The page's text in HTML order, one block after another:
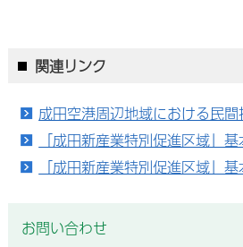
関連リンク
成田空港周辺地域における民
「成田新産業特別促進区域」
「成田新産業特別促進区域」
お問い合わせ